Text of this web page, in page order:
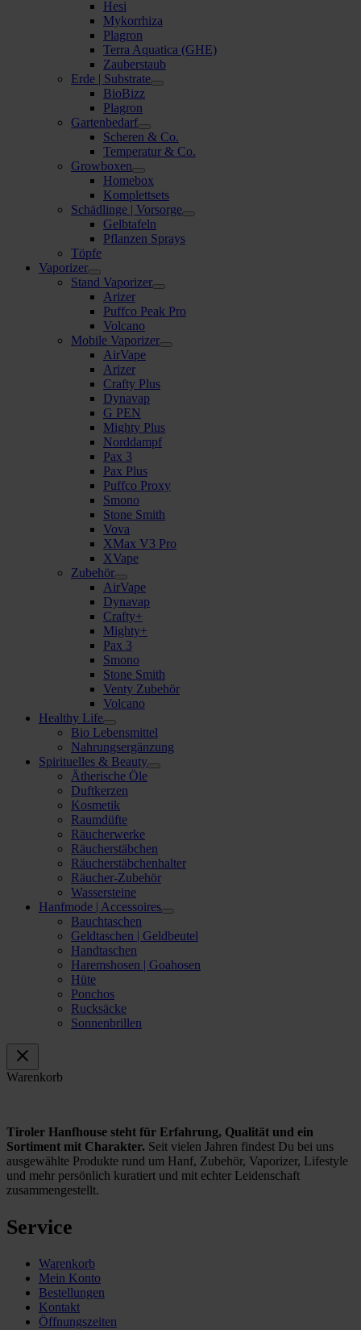
Hesi
Mykorrhiza
Plagron
Terra Aquatica (GHE)
Zauberstaub
Erde | Substrate
BioBizz
Plagron
Gartenbedarf
Scheren & Co.
Temperatur & Co.
Growboxen
Homebox
Komplettsets
Schädlinge | Vorsorge
Gelbtafeln
Pflanzen Sprays
Töpfe
Vaporizer
Stand Vaporizer
Arizer
Puffco Peak Pro
Volcano
Mobile Vaporizer
AirVape
Arizer
Crafty Plus
Dynavap
G PEN
Mighty Plus
Norddampf
Pax 3
Pax Plus
Puffco Proxy
Smono
Stone Smith
Vova
XMax V3 Pro
XVape
Zubehör
AirVape
Dynavap
Crafty+
Mighty+
Pax 3
Smono
Stone Smith
Venty Zubehör
Volcano
Healthy Life
Bio Lebensmittel
Nahrungsergänzung
Spirituelles & Beauty
Ätherische Öle
Duftkerzen
Kosmetik
Raumdüfte
Räucherwerke
Räucherstäbchen
Räucherstäbchenhalter
Räucher-Zubehör
Wassersteine
Hanfmode | Accessoires
Bauchtaschen
Geldtaschen | Geldbeutel
Handtaschen
Haremshosen | Goahosen
Hüte
Ponchos
Rucksäcke
Sonnenbrillen
Warenkorb
Tiroler Hanfhouse steht für Erfahrung, Qualität und ein
Sortiment mit Charakter. Seit vielen Jahren findest Du bei uns
ausgewählte Produkte rund um Hanf, Zubehör, Vaporizer, Lifestyle
und mehr persönlich kuratiert und mit echter Leidenschaft
zusammengestellt.
Service
Warenkorb
Mein Konto
Bestellungen
Kontakt
Öffnungszeiten